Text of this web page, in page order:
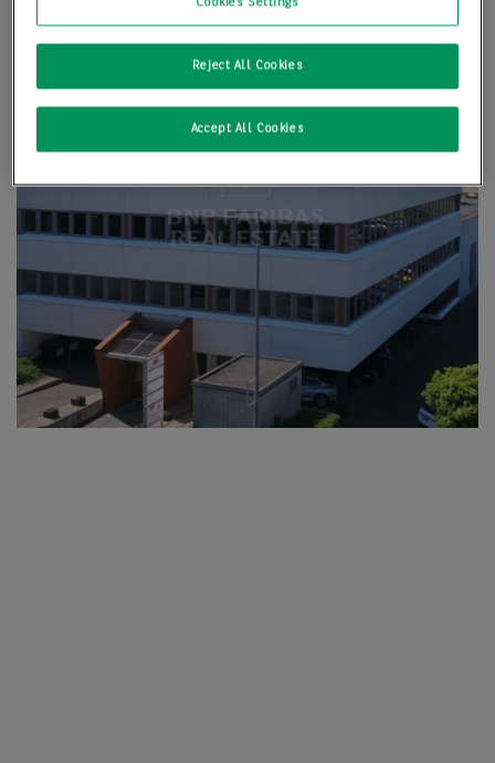
Cookies Settings
Reject All Cookies
Accept All Cookies